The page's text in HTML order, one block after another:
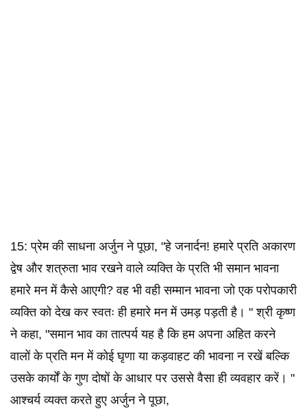
15: प्रेम की साधना अर्जुन ने पूछा, "हे जनार्दन! हमारे प्रति अकारण
द्वेष और शत्रुता भाव रखने वाले व्यक्ति के प्रति भी समान भावना
हमारे मन में कैसे आएगी? वह भी वही सम्मान भावना जो एक परोपकारी
व्यक्ति को देख कर स्वतः ही हमारे मन में उमड़ पड़ती है। " श्री कृष्ण
ने कहा, "समान भाव का तात्पर्य यह है कि हम अपना अहित करने
वालों के प्रति मन में कोई घृणा या कड़वाहट की भावना न रखें बल्कि
उसके कार्यों के गुण दोषों के आधार पर उससे वैसा ही व्यवहार करें। "
आश्चर्य व्यक्त करते हुए अर्जुन ने पूछा,